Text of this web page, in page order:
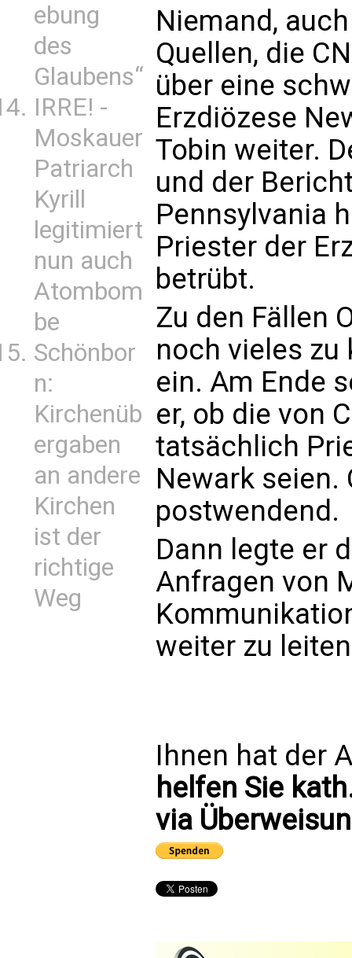
ebung
des
Glaubens“
IRRE! -
Moskauer
Patriarch
Kyrill
legitimiert
nun auch
Atombom
be
Schönbor
n:
Kirchenüb
ergaben
an andere
Kirchen
ist der
richtige
Weg
Niemand,
Quellen, die
über eine
Erzdiözese
Tobin weiter.
und der
Pennsylvania
Priester der
betrübt.
Zu den Fällen
noch vieles zu
ein. Am Ende
er, ob die von
tatsächlich
Newark seien.
postwendend.
Dann legte er
Anfragen von
weiter zu
Ihnen hat der
helfen Sie
via